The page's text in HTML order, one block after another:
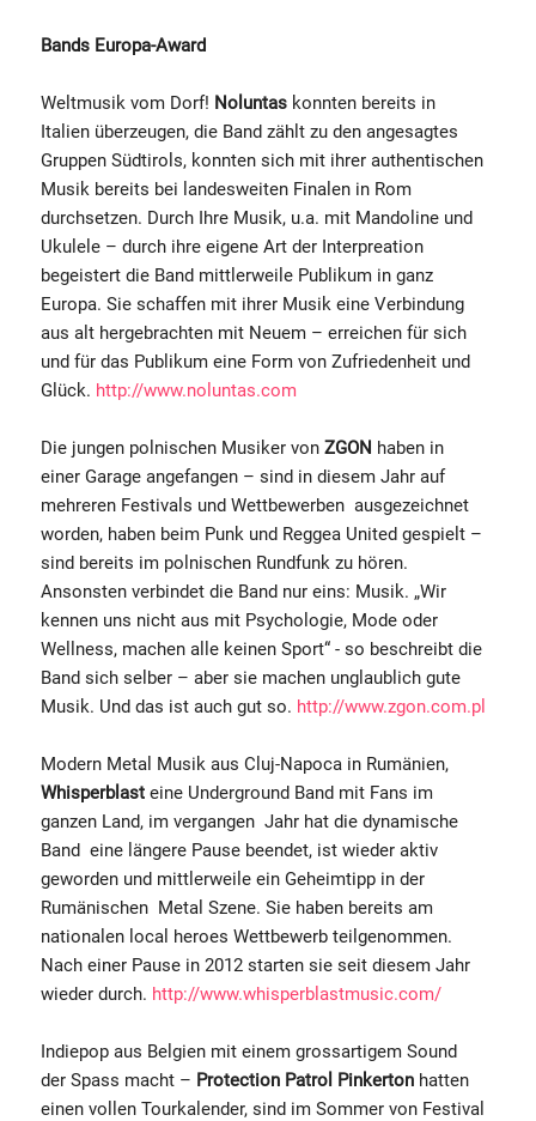
Bands Europa-Award
Weltmusik vom Dorf! Noluntas konnten bereits in
Italien überzeugen, die Band zählt zu den angesagtes
Gruppen Südtirols, konnten sich mit ihrer authentischen
Musik bereits bei landesweiten Finalen in Rom
durchsetzen. Durch Ihre Musik, u.a. mit Mandoline und
Ukulele – durch ihre eigene Art der Interpreation
begeistert die Band mittlerweile Publikum in ganz
Europa. Sie schaffen mit ihrer Musik eine Verbindung
aus alt hergebrachten mit Neuem – erreichen für sich
und für das Publikum eine Form von Zufriedenheit und
Glück. http://www.noluntas.com
Die jungen polnischen Musiker von ZGON haben in
einer Garage angefangen – sind in diesem Jahr auf
mehreren Festivals und Wettbewerben ausgezeichnet
worden, haben beim Punk und Reggea United gespielt –
sind bereits im polnischen Rundfunk zu hören.
Ansonsten verbindet die Band nur eins: Musik. „Wir
kennen uns nicht aus mit Psychologie, Mode oder
Wellness, machen alle keinen Sport“ - so beschreibt die
Band sich selber – aber sie machen unglaublich gute
Musik. Und das ist auch gut so. http://www.zgon.com.pl
Modern Metal Musik aus Cluj-Napoca in Rumänien,
Whisperblast eine Underground Band mit Fans im
ganzen Land, im vergangen Jahr hat die dynamische
Band eine längere Pause beendet, ist wieder aktiv
geworden und mittlerweile ein Geheimtipp in der
Rumänischen Metal Szene. Sie haben bereits am
nationalen local heroes Wettbewerb teilgenommen.
Nach einer Pause in 2012 starten sie seit diesem Jahr
wieder durch. http://www.whisperblastmusic.com/
Indiepop aus Belgien mit einem grossartigem Sound
der Spass macht – Protection Patrol Pinkerton hatten
einen vollen Tourkalender, sind im Sommer von Festival